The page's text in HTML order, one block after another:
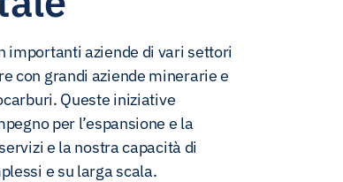
importanti aziende di vari settori
con grandi aziende minerarie e
Queste iniziative
per l’espansione e la
e la nostra capacità di
e su larga scala.